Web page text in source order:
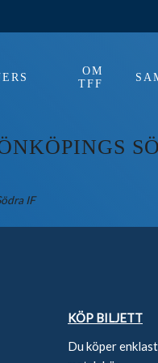
OM
TFF
IF
KÖP BILJETT
Du köper